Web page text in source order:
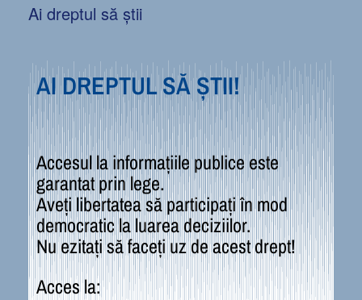
Ai dreptul să știi
AI DREPTUL SĂ ȘTII!
Accesul la informațiile publice este
garantat prin lege.
Aveți libertatea să participați în mod
democratic la luarea deciziilor.
Nu ezitați să faceți uz de acest drept!
Acces la: